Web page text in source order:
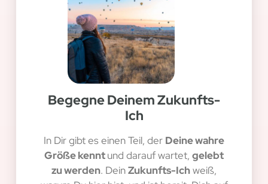
Begegne Deinem Zukunfts-
Ich
In Dir gibt es einen Teil, der Deine wahre
Größe kenntund darauf wartet, gelebt
zu werden. DeinZukunfts-Ichweiß,